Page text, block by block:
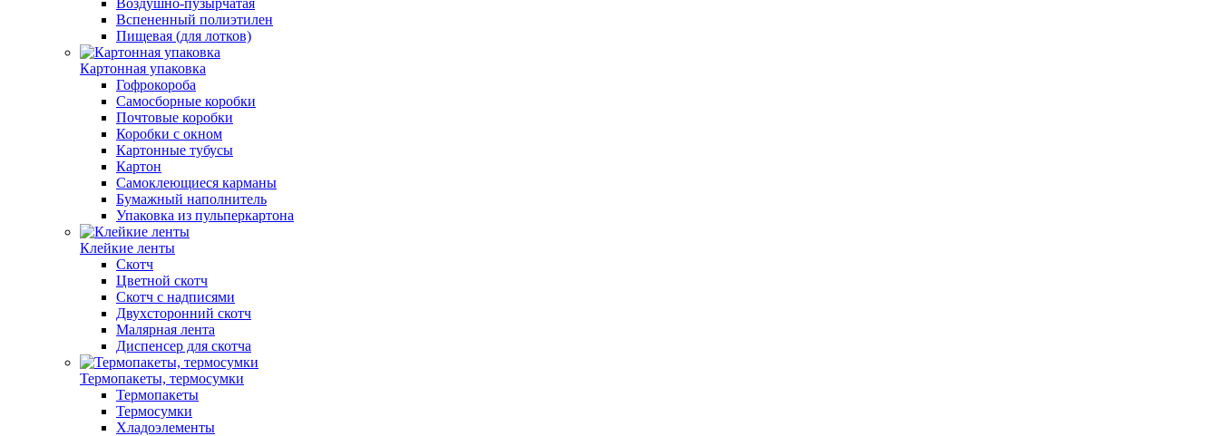
Воздушно-пузырчатая
Вспененный полиэтилен
Пищевая (для лотков)
Картонная упаковка
Гофрокороба
Самосборные коробки
Почтовые коробки
Коробки с окном
Картонные тубусы
Картон
Самоклеющиеся карманы
Бумажный наполнитель
Упаковка из пульперкартона
Клейкие ленты
Скотч
Цветной скотч
Скотч с надписями
Двухсторонний скотч
Малярная лента
Диспенсер для скотча
Термопакеты, термосумки
Термопакеты
Термосумки
Хладоэлементы